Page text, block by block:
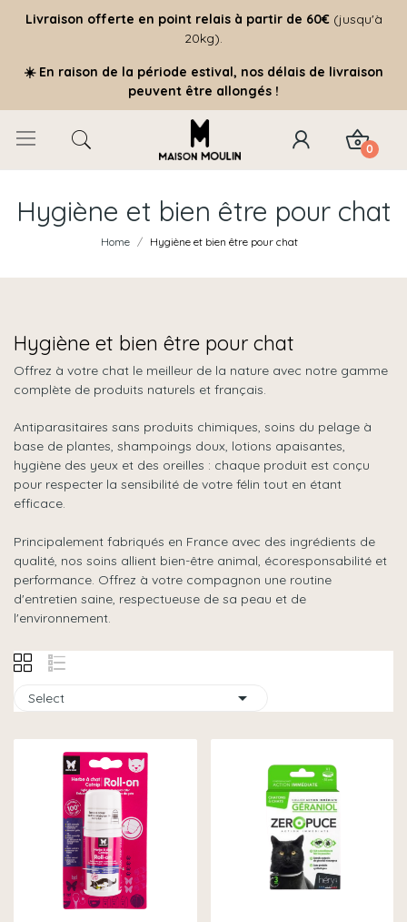
Livraison offerte en point relais à partir de 60€(jusqu'à
20kg).
☀️ En raison de la période estival, nos délais de livraison
peuvent être allongés !
0
Hygiène et bien être pour chat
Home Hygiène et bien être pour chat
Hygiène et bien être pour chat
Offrez à votre chat le meilleur de la nature avec notre gamme
complète de produits naturels et français.
Antiparasitaires sans produits chimiques, soins du pelage à
base de plantes, shampoings doux, lotions apaisantes,
hygiène des yeux et des oreilles : chaque produit est conçu
pour respecter la sensibilité de votre félin tout en étant
efficace.
Principalement fabriqués en France avec des ingrédients de
qualité, nos soins allient bien-être animal, écoresponsabilité et
performance. Offrez à votre compagnon une routine
d'entretien saine, respectueuse de sa peau et de
l'environnement.
Select 